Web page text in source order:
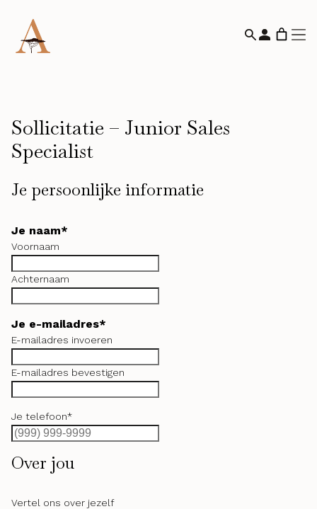
Sollicitatie – Junior Sales
Specialist
Je persoonlijke informatie
Je naam*
Voornaam
Achternaam
Je e-mailadres*
E-mailadres invoeren
E-mailadres bevestigen
Je telefoon*
Over jou
Vertel ons over jezelf